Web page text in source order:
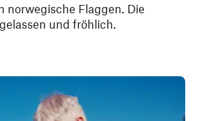
norwegische Flaggen. Die
und fröhlich.